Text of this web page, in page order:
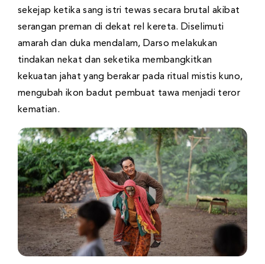
sekejap ketika sang istri tewas secara brutal akibat
serangan preman di dekat rel kereta. Diselimuti
amarah dan duka mendalam, Darso melakukan
tindakan nekat dan seketika membangkitkan
kekuatan jahat yang berakar pada ritual mistis kuno,
mengubah ikon badut pembuat tawa menjadi teror
kematian.